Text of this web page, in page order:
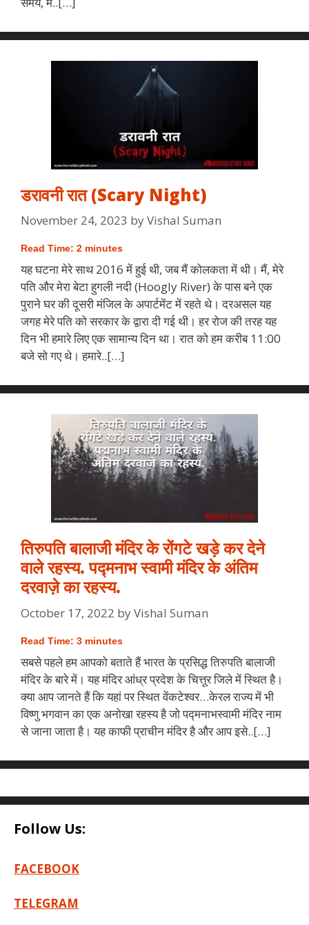
डरावनी रात (Scary Night)
November 24, 2023 byVishal Suman
Read Time: 2 minutes
यह घटना मेरे साथ 2016 में हुई थी, जब मैं कोलकता में थी। मैं, मेरे
पति और मेरा बेटा हुगली नदी (Hoogly River) के पास बने एक
पुराने घर की दूसरी मंजिल के अपार्टमेंट में रहते थे। दरअसल यह
जगह मेरे पति को सरकार के द्वारा दी गई थी। हर रोज की तरह यह
दिन भी हमारे लिए एक सामान्य दिन था। रात को हम करीब 11:00
बजे सो गए थे। हमारे..[…]
तिरुपति बालाजी मंदिर के रोंगटे खड़े कर देने
वाले रहस्य. पद्मनाभ स्वामी मंदिर के अंतिम
दरवाज़े का रहस्य.
October 17, 2022 byVishal Suman
Read Time: 3 minutes
सबसे पहले हम आपको बताते हैं भारत के प्रसिद्ध तिरुपति बालाजी
मंदिर के बारे में। यह मंदिर आंध्र प्रदेश के चित्तूर जिले में स्थित है।
क्या आप जानते हैं कि यहां पर स्थित वेंकटेश्वर…केरल राज्य में भी
विष्णु भगवान का एक अनोखा रहस्य है जो पद्मनाभस्वामी मंदिर नाम
से जाना जाता है। यह काफी प्राचीन मंदिर है और आप इसे..[…]
Follow Us:
FACEBOOK
TELEGRAM